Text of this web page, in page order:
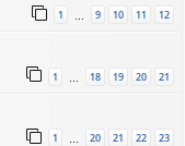
1 … 9 10 11 12
1 18 19 20 21
1 20 21 22 23